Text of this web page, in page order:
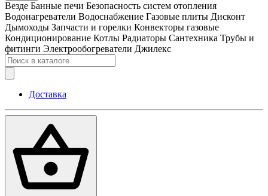
Везде Банные печи Безопасность систем отопления
Водонагреватели Водоснабжение Газовые плиты Дисконт
Дымоходы Запчасти и горелки Конвекторы газовые
Кондиционирование Котлы Радиаторы Сантехника Трубы и
фитинги Электрообогреватели Джилекс
Доставка